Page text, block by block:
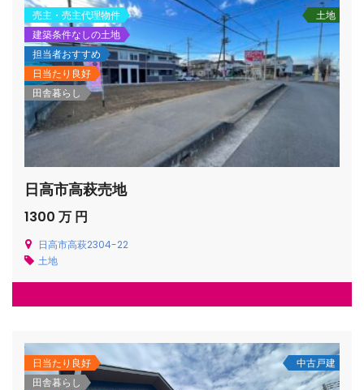
売主・売主代理物件
建築条件なしの土地
担当者おすすめ
日当たり良好
田舎暮らし
土地
日高市高萩売地
1300 万 円
日高市高萩2304-22
土地
日当たり良好
田舎暮らし
中古戸建